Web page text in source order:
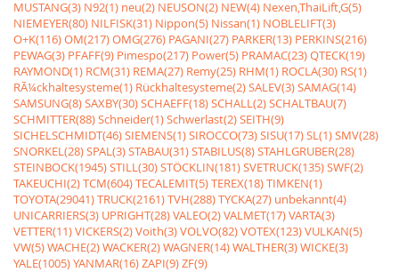
MUSTANG(3) N92(1) neu(2) NEUSON(2) NEW(4) Nexen,ThaiLift,G(5)
NIEMEYER(80) NILFISK(31) Nippon(5) Nissan(1) NOBLELIFT(3)
O+K(116)OM(217)OMG(276) PAGANI(27) PARKER(13) PERKINS(216)
PEWAG(3) PFAFF(9) Pimespo(217) Power(5) PRAMAC(23)QTECK(19)
RAYMOND(1) RCM(31) REMA(27) Remy(25) RHM(1) ROCLA(30) RS(1)
RÃ¼ckhaltesysteme(1) Rückhaltesysteme(2)SALEV(3)SAMAG(14)
SAMSUNG(8)SAXBY(30)SCHAEFF(18)SCHALL(2)SCHALTBAU(7)
SCHMITTER(88)Schneider(1)Schwerlast(2)SEITH(9)
SICHELSCHMIDT(46)SIEMENS(1)SIROCCO(73)SISU(17)SL(1)SMV(28)
SNORKEL(28)SPAL(3)STABAU(31)STABILUS(8)STAHLGRUBER(28)
STEINBOCK(1945)STILL(30)STÖCKLIN(181)SVETRUCK(135)SWF(2)
TAKEUCHI(2)TCM(604)TECALEMIT(5)TEREX(18)TIMKEN(1)
TOYOTA(29041)TRUCK(2161)TVH(288)TYCKA(27) unbekannt(4)
UNICARRIERS(3) UPRIGHT(28)VALEO(2)VALMET(17)VARTA(3)
VETTER(11)VICKERS(2)Voith(3)VOLVO(82)VOTEX(123)VULKAN(5)
VW(5)WACHE(2)WACKER(2)WAGNER(14)WALTHER(3)WICKE(3)
YALE(1005)YANMAR(16)ZAPI(9)ZF(9)